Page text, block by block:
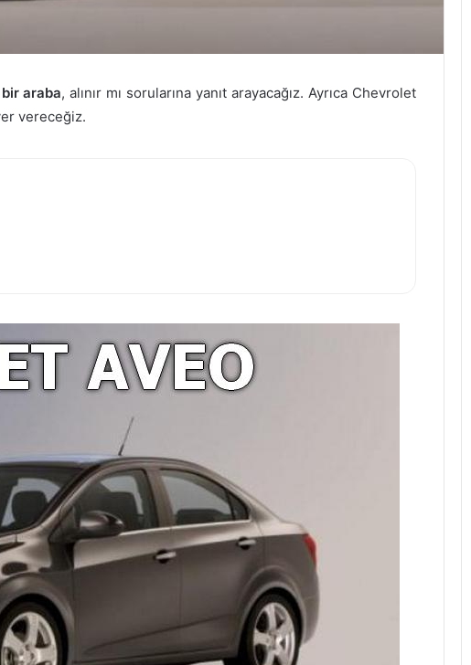
araba, alınır mı sorularına yanıt arayacağız. Ayrıca Chevrolet
vereceğiz.